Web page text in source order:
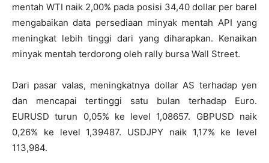
mentah WTI naik 2,00% pada posisi 34,40 dollar per barel
mengabaikan data persediaan minyak mentah API yang
meningkat lebih tinggi dari yang diharapkan. Kenaikan
minyak mentah terdorong oleh rally bursa Wall Street.
Dari pasar valas, meningkatnya dollar AS terhadap yen
dan mencapai tertinggi satu bulan terhadap Euro.
EURUSD turun 0,05% ke level 1,08657. GBPUSD naik
0,26% ke level 1,39487. USDJPY naik 1,17% ke level
113,984.